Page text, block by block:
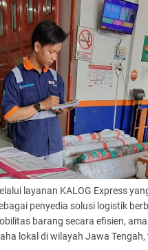
layanan KALOG Express
penyedia solusi logistik
barang secara efisien,
lokal di wilayah Jawa